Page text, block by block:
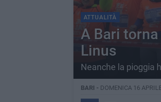
ATTUALITÀ
A Bari
Linus
Neanche la pioggia
BARI - DOMENICA 16